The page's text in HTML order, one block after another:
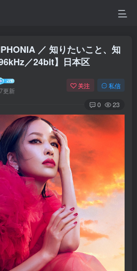
／ 知りたいこと、知
／24bit】日本区
更新
关注 私信
0 23